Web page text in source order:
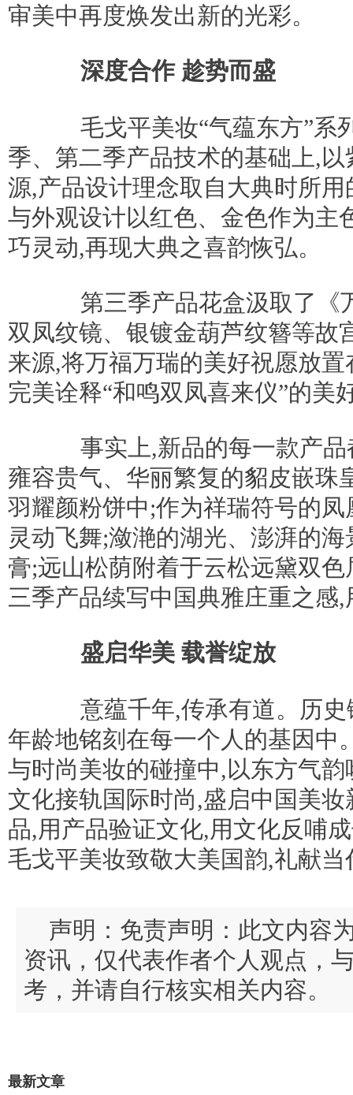
审美中再度焕发出新的光彩。
深度合作 趁势而盛
毛戈平美妆“气蕴东方”系
季、第二季产品技术的基础上,
源,产品设计理念取自大典时所
与外观设计以红色、金色作为主
巧灵动,再现大典之喜韵恢弘。
第三季产品花盒汲取了《
双凤纹镜、银镀金葫芦纹簪等故
来源,将万福万瑞的美好祝愿放置
完美诠释“和鸣双凤喜来仪”的美
事实上,新品的每一款产品
雍容贵气、华丽繁复的貂皮嵌珠
羽耀颜粉饼中;作为祥瑞符号的
灵动飞舞;潋滟的湖光、澎湃的
膏;远山松荫附着于云松远黛双
三季产品续写中国典雅庄重之感
盛启华美 载誉绽放
意蕴千年,传承有道。历史
年龄地铭刻在每一个人的基因中
与时尚美妆的碰撞中,以东方气韵
文化接轨国际时尚,盛启中国美
品,用产品验证文化,用文化反哺
毛戈平美妆致敬大美国韵,礼献当
声明：免责声明：此文内容
资讯，仅代表作者个人观点，
考，并请自行核实相关内容。
最新文章